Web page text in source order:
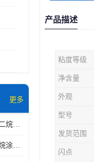
更多
北京石景山供应异构十二烷香精助剂
北京东城供应异构十二烷涂料胶粘油墨稀释剂
产品描述
粘度等级
净含量
外观
型号
发货范围
闪点